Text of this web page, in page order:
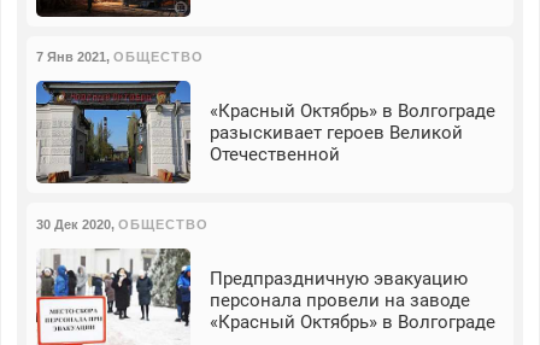
7 Янв 2021, ОБЩЕСТВО
«Красный Октябрь» в Волгограде
разыскивает героев Великой
Отечественной
30 Дек 2020, ОБЩЕСТВО
Предпраздничную эвакуацию
персонала провели на заводе
«Красный Октябрь» в Волгограде